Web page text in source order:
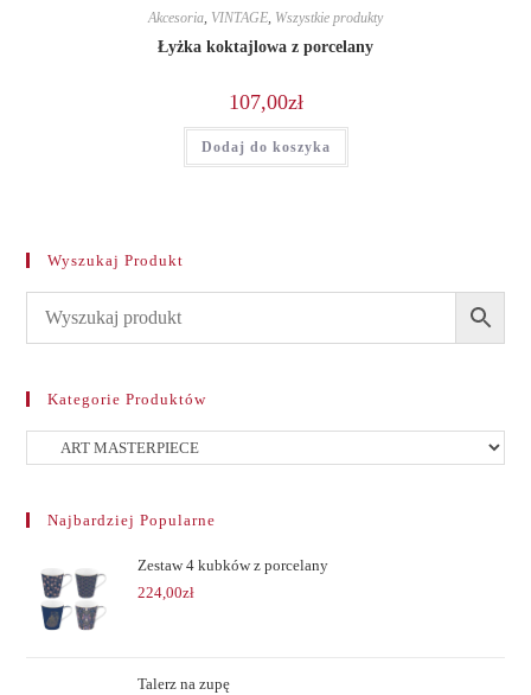
Akcesoria VINTAGE Wszystkie produkty
Łyżka koktajlowa z porcelany
107,00zł
Dodaj do koszyka
Wyszukaj Produkt
Kategorie Produktów
Najbardziej Popularne
Zestaw 4 kubków z porcelany
224,00zł
Talerz na zupę